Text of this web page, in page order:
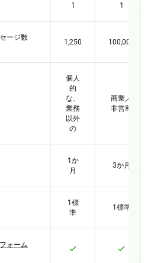
理し、直接的なメール通信
ポートの監視、そして中核
低コストで保護するために
機能を比較する
ドル
イアルを開始
中の中小企業を支援しま
1 1
ージ数
1,250 100,000
個人
的
な、
業務
以外
の
商業／
非営利
1か
月
3か月
1標
準
1標準
ォーム